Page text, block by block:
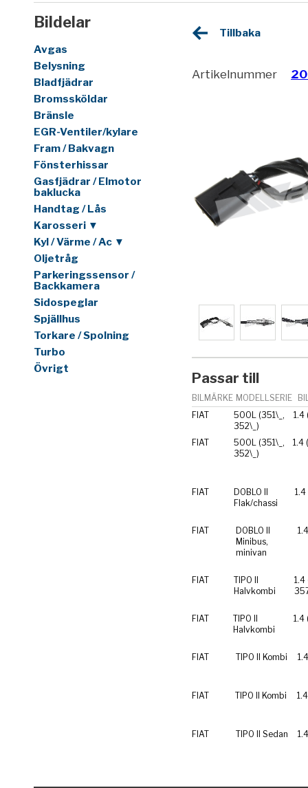
Bildelar
Avgas
Belysning
Bladfjädrar
Bromssköldar
Bränsle
EGR-Ventiler/kylare
Fram / Bakvagn
Fönsterhissar
Gasfjädrar / Elmotor
baklucka
Handtag / Lås
Karosseri ▼
Kyl / Värme / Ac ▼
Oljetråg
Parkeringssensor /
Backkamera
Sidospeglar
Spjällhus
Torkare / Spolning
Turbo
Övrigt
Tillbaka
Artikelnummer
Passar till
BILMÄRKE MODELLSERIE
FIAT
500L (351\_,
352\_)
1.4
FIAT
500L (351\_,
352\_)
1.4
FIAT
DOBLO II
Flak/chassi
1.4
FIAT
DOBLO II
Minibus,
minivan
FIAT
TIPO II
Halvkombi
1.4
FIAT
TIPO II
Halvkombi
1.4
FIAT TIPO II Kombi
FIAT TIPO II Kombi
FIAT TIPO II Sedan